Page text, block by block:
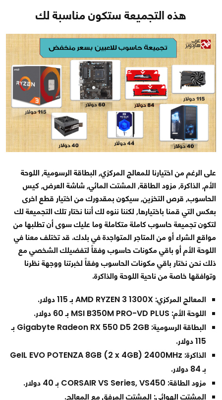
هذه التجميعة ستكون مناسبة لك
على الرغم من اختيارنا للمعالج المركزي, البطاقة الرسومية, اللوحة
الأم, الذاكرة, مزود الطاقة, المشتت المائي, شاشة العرض, كيس
الحاسوب, قرص التخزين, سيكون بمقدورك من اختيار قطع اخرى
بعكس التي قمنا باختيارها, لكننا ننوه لك أننا نختار تلك التجميعة لك
لتكون تجميعة حاسوب كاملة متكاملة وما عليك سوى أن تطلبها من
مواقع الشراء أو من المتاجر المتواجدة في بلدك. قد تختلف معنا في
اللوحة الأم أو باقي مكونات حاسوب وفقاً لتفضيلك الشخصي مع
ذلك نحن نختار باقي مكونات الحاسوب وفقاً لخبرتنا ووجهة نظرنا
وتوافقها خاصة من ناحية اللوحة والذاكرة.
المعالج المركزي: AMD RYZEN 3 1300X بـ 115 دولار.
اللوحة الأم: MSI B350M PRO-VD PLUS بـ 60 دولار.
البطاقة الرسومية: Gigabyte Radeon RX 550 D5 2GB بـ
115 دولار.
الذاكرة: GeIL EVO POTENZA 8GB (2 x 4GB) 2400MHz
بـ 84 دولار.
مزود الطاقة: CORSAIR VS Series, VS450 بـ 40 دولار.
المشتت الهوائي: المشتت المرفق مع المعالج.